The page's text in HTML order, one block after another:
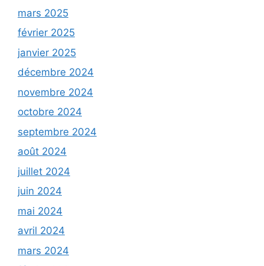
mars 2025
février 2025
janvier 2025
décembre 2024
novembre 2024
octobre 2024
septembre 2024
août 2024
juillet 2024
juin 2024
mai 2024
avril 2024
mars 2024